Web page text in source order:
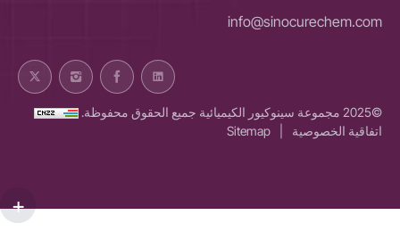
info@sinocurechem.com
©2025 مجموعة سينوكيور الكيميائية جميع الحقوق محفوظة.
اتفاقية الخصوصية
Sitemap